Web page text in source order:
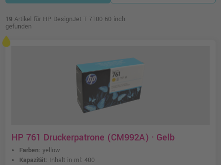
19 Artikel für HP DesignJet T 7100 60 inch
gefunden
HP 761 Druckerpatrone (CM992A) · Gelb
Farben: yellow
Kapazität: Inhalt in ml: 400